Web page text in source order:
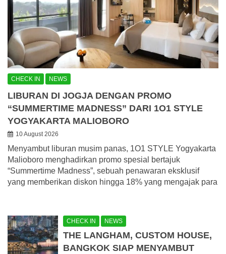
CHECK IN NEWS
LIBURAN DI JOGJA DENGAN PROMO
“SUMMERTIME MADNESS” DARI 1O1 STYLE
YOGYAKARTA MALIOBORO
10 August 2026
Menyambut liburan musim panas, 1O1 STYLE Yogyakarta
Malioboro menghadirkan promo spesial bertajuk
“Summertime Madness”, sebuah penawaran eksklusif
yang memberikan diskon hingga 18% yang mengajak para
CHECK IN NEWS
THE LANGHAM, CUSTOM HOUSE,
BANGKOK SIAP MENYAMBUT